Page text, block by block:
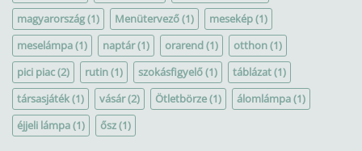
magyarország(1) Menütervező(1) mesekép(1)
meselámpa(1) naptár(1) orarend(1) otthon(1)
pici piac(2) rutin(1) szokásfigyelő(1) táblázat(1)
társasjáték(1) vásár(2) Ötletbörze(1) álomlámpa(1)
éjjeli lámpa(1) ősz(1)